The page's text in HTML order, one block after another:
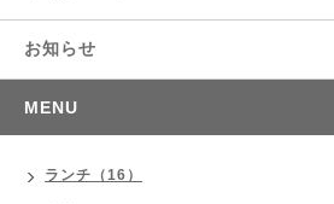
お知らせ
MENU
ランチ（16）